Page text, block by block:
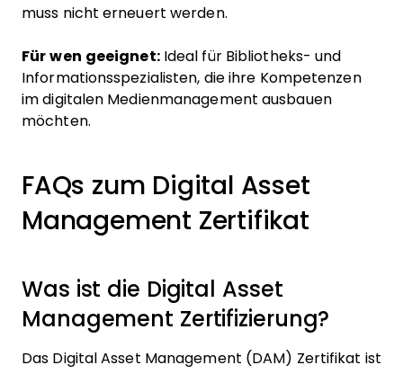
muss nicht erneuert werden.
Für wen geeignet:Ideal für Bibliotheks- und
Informationsspezialisten, die ihre Kompetenzen
im digitalen Medienmanagement ausbauen
möchten.
FAQs zum Digital Asset
Management Zertifikat
Was ist die Digital Asset
Management Zertifizierung?
Das Digital Asset Management (DAM) Zertifikat ist